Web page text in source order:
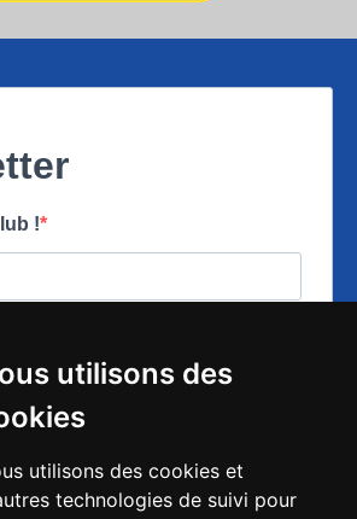
utilisons des
utilisons des cookies et
technologies de suivi pour